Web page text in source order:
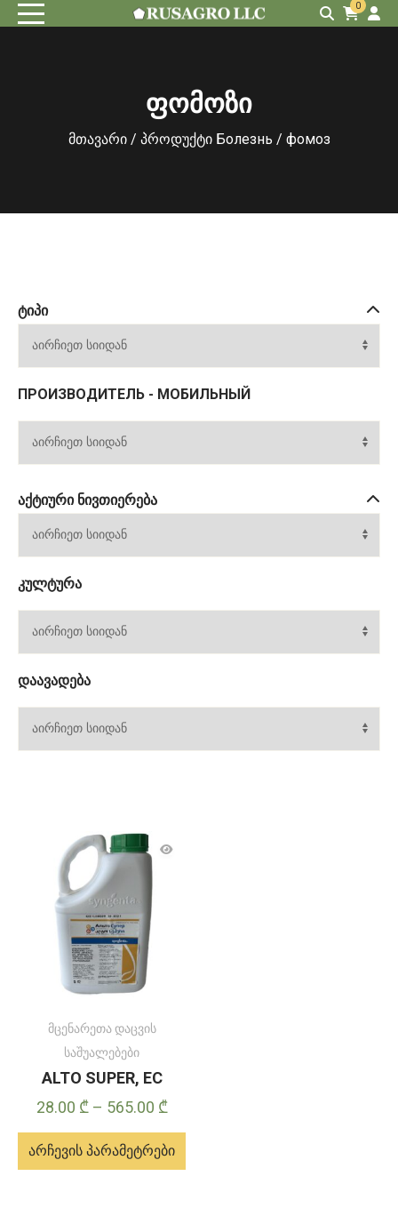
0
ფომოზი
მთავარი/ პროდუქტი Болезнь / фомоз
ᲢᲘᲞᲘ
ПРОИЗВОДИТЕЛЬ - МОБИЛЬНЫЙ
ᲐᲥᲢᲘᲣᲠᲘ ᲜᲘᲕᲗᲘᲔᲠᲔᲑᲐ
ᲙᲣᲚᲢᲣᲠᲐ
ᲓᲐᲐᲕᲐᲓᲔᲑᲐ
მცენარეთა დაცვის
საშუალებები
ALTO SUPER, EC
28.00 ₾ – 565.00 ₾Price
range:
28.00 ₾
არჩევის პარამეტრები